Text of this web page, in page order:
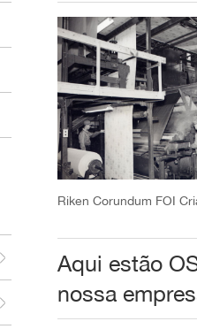
Riken Corundum FOI
Aqui estão
nossa